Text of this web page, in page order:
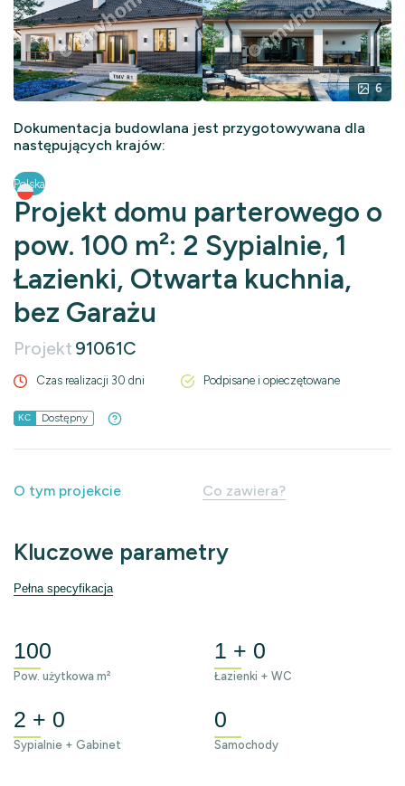
6
Dokumentacja budowlana jest przygotowywana dla
następujących krajów:
Polska
Projekt domu parterowego o
pow. 100 m²: 2 Sypialnie, 1
Łazienki, Otwarta kuchnia,
bez Garażu
Projekt 91061C
Czas realizacji 30 dni Podpisane i opieczętowane
KC Dostępny
O tym projekcie Co zawiera?
Kluczowe parametry
Pełna specyfikacja
100
Pow. użytkowa m²
1 + 0
Łazienki + WC
2 + 0
Sypialnie + Gabinet
0
Samochody